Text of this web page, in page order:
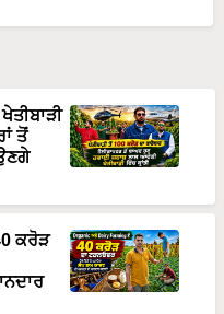
ਤੋਂ
ਕਰੋੜ